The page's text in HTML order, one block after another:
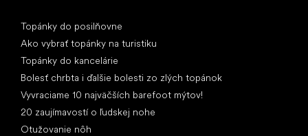
Topánky do posilňovne
Ako vybrať topánky na turistiku
Topánky do kancelárie
Bolesť chrbta i ďalšie bolesti zo zlých topánok
Vyvraciame 10 najväčších barefoot mýtov!
20 zaujímavostí o ľudskej nohe
Otužovanie nôh